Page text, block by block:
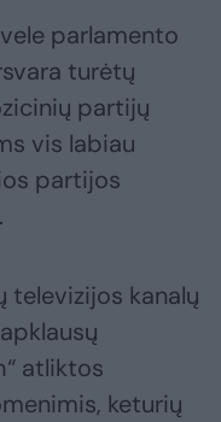
parlamento
turėtų
partijų
vis labiau
partijos
televizijos kanalų
atliktos
keturių